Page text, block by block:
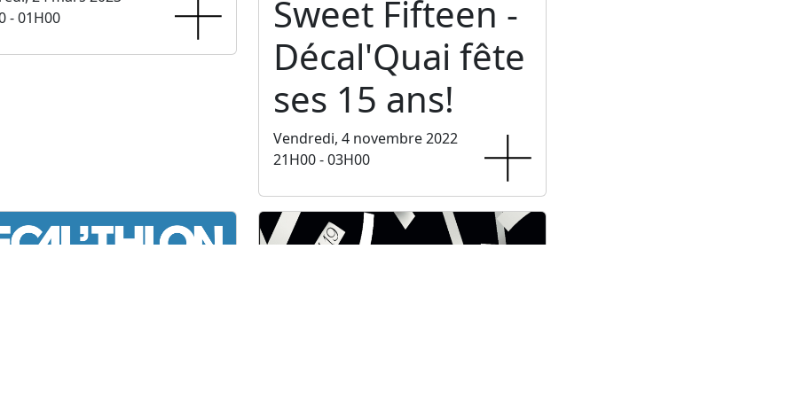
- 01H00
Sweet Fifteen -
Décal'Quai fête
ses 15 ans!
Vendredi, 4 novembre 2022
21H00 - 03H00